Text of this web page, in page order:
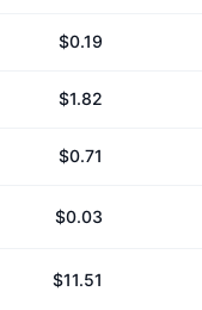
$0.19
$1.82
$0.71
$0.03
$11.51